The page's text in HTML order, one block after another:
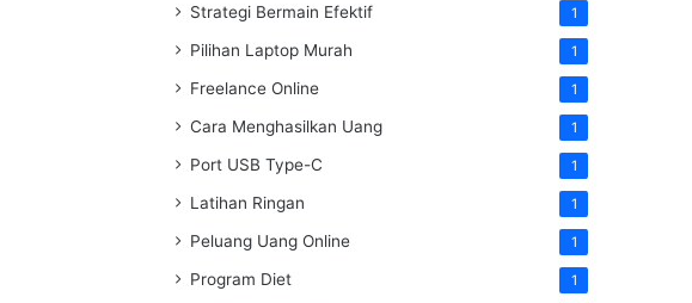
Strategi Bermain Efektif 1
Pilihan Laptop Murah 1
Freelance Online 1
Cara Menghasilkan Uang 1
Port USB Type-C 1
Latihan Ringan 1
Peluang Uang Online 1
Program Diet 1